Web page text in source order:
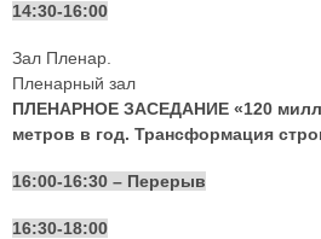
14:30-16:00
Зал Пленар.
Пленарный зал
ПЛЕНАРНОЕ ЗАСЕДАНИЕ «120
метров в год. Трансформация
16:00-16:30 – Перерыв
16:30-18:00